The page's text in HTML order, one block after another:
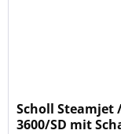
Scholl Steamjet
3600/SD mit